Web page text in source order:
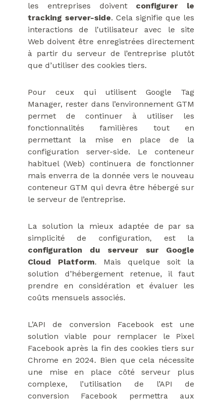
les entreprises doivent configurer le
tracking server-side. Cela signifie que les
interactions de l’utilisateur avec le site
Web doivent être enregistrées directement
à partir du serveur de l’entreprise plutôt
que d’utiliser des cookies tiers.
Pour ceux qui utilisent Google Tag
Manager, rester dans l’environnement GTM
permet de continuer à utiliser les
fonctionnalités familières tout en
permettant la mise en place de la
configuration server-side. Le conteneur
habituel (Web) continuera de fonctionner
mais enverra de la donnée vers le nouveau
conteneur GTM qui devra être hébergé sur
le serveur de l’entreprise.
La solution la mieux adaptée de par sa
simplicité de configuration, est la
configuration du serveur sur Google
Cloud Platform. Mais quelque soit la
solution d’hébergement retenue, il faut
prendre en considération et évaluer les
coûts mensuels associés.
L’API de conversion Facebook est une
solution viable pour remplacer le Pixel
Facebook après la fin des cookies tiers sur
Chrome en 2024. Bien que cela nécessite
une mise en place côté serveur plus
complexe, l’utilisation de l’API de
conversion Facebook permettra aux